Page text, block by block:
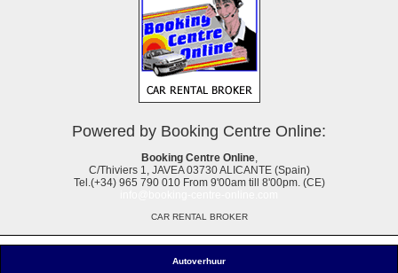
Autoverhuur
Powered by Booking Centre Online:
Booking Centre Online,
C/Thiviers 1, JAVEA 03730 ALICANTE (Spain)
Tel.(+34) 965 790 010 From 9'00am till 8'00pm. (CE)
CAR RENTAL BROKER